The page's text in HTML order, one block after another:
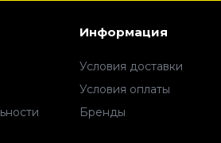
Информация
Условия доставки
Условия оплаты
Бренды